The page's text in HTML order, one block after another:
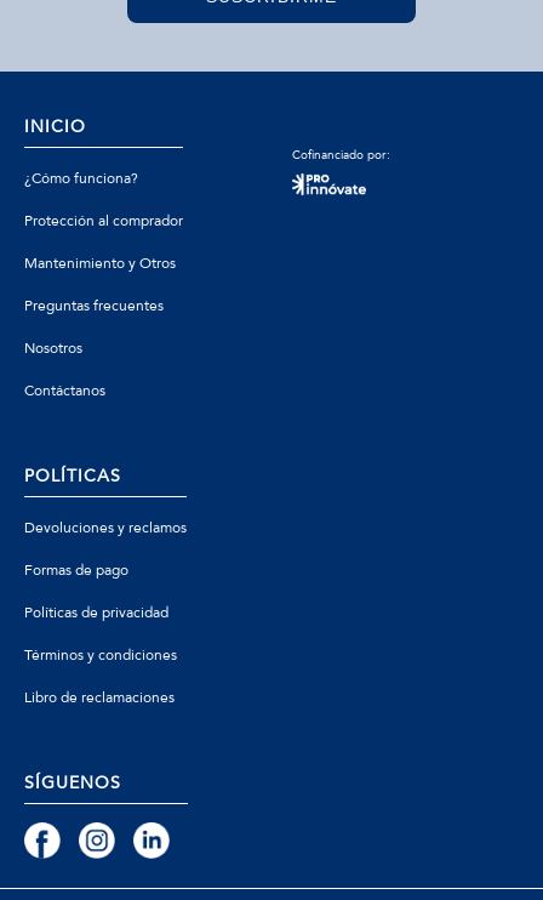
INICIO
¿Cómo funciona?
Protección al comprador
Mantenimiento y Otros
Preguntas frecuentes
Nosotros
Contáctanos
Cofinanciado por:
POLÍTICAS
Devoluciones y reclamos
Formas de pago
Políticas de privacidad
Términos y condiciones
Libro de reclamaciones
SÍGUENOS